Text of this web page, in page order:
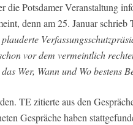
die Potsdamer Veranstaltung
denn am 25. Januar schrieb
vor dem vermeintlich
Wer, Wann und Wo bestens
TE zitierte aus den
Gespräche haben